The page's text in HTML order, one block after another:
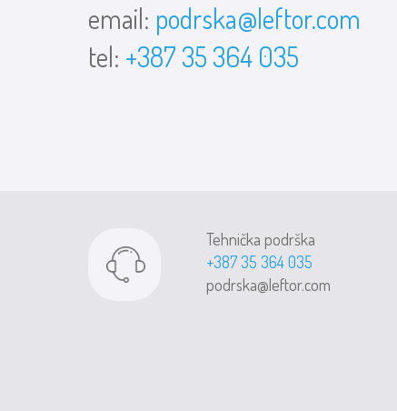
email: podrska@leftor.com
tel: +387 35 364 035
Tehnička podrška
+387 35 364 035
podrska@leftor.com